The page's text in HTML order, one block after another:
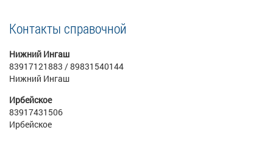
Контакты справочной
Нижний Ингаш
83917121883 / 89831540144
Нижний Ингаш
Ирбейское
83917431506
Ирбейское